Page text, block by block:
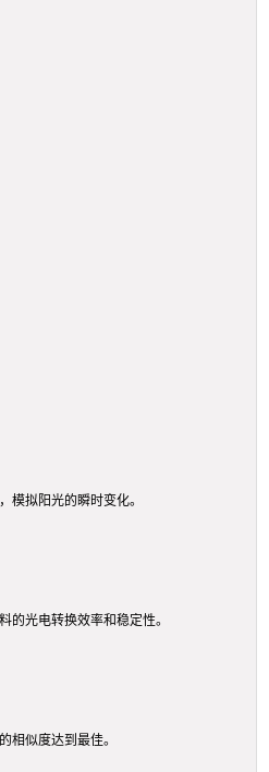
拟阳光的瞬时变化。
光电转换效率和稳定性。
相似度达到最佳。